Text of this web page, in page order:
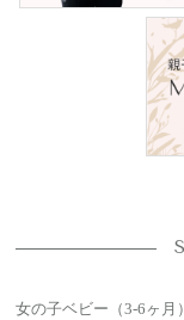
女の子ベビー（3-6ヶ月）